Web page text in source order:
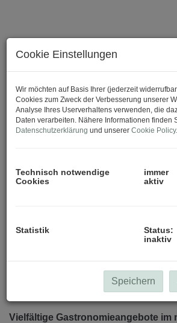
Beschreibung
Vielfältige Gastronomieangebote im
Cookie Einstellungen
Wir möchten auf Basis Ihrer (jederzeit
Cookies zum Zweck der Verbesserung unserer
Analyse Ihres Userverhaltens verwenden, die
Daten verarbeiten. Nähere Informationen finden
Datenschutzerklärung und unserer Cookie Policy.
Technisch notwendige
Cookies
immer
aktiv
Statistik
Status:
inaktiv
Speichern